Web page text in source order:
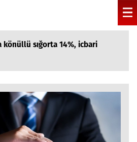
sığorta 14%, icbari